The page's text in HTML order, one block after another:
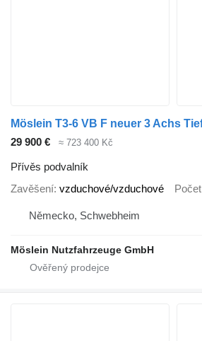
Möslein T3-6 VB F neuer 3 Achs
29 900 €
≈ 723 400 Kč
Přívěs podvalník
Zavěšení vzduchové/vzduchové
Německo, Schwebheim
Möslein Nutzfahrzeuge GmbH